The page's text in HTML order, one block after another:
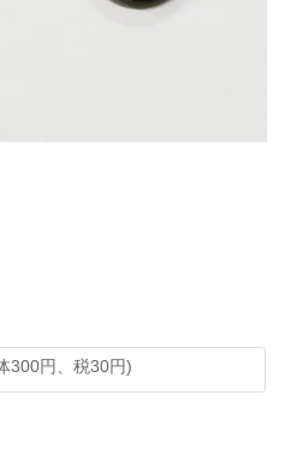
300円、税30円)